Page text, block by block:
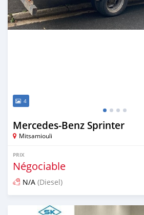
4
Mercedes‒Benz Sprinter
Mitsamiouli
PRIX
Négociable
N/A (Diesel)
Publié il y a environ 5 ans